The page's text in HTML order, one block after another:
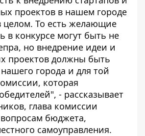
проектов в нашем городе
целом. То есть желающие
в конкурсе могут быть не
но внедрение идеи и
проектов должны быть
города и для той
которая
- рассказывает
глава комиссии
вопросам бюджета,
самоуправления.